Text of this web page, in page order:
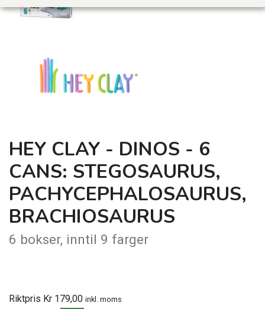
HEY CLAY - DINOS - 6
CANS: STEGOSAURUS,
PACHYCEPHALOSAURUS,
BRACHIOSAURUS
6 bokser, inntil 9 farger
Riktpris Kr 179,00 inkl. moms